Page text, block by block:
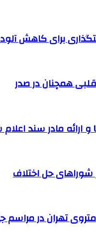
برای کاهش
قلبی همچنان در صدر
حل اختلاف